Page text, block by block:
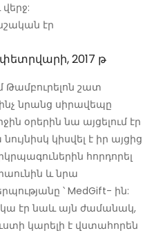
էր
2017 թ
Թամբուրելոն շատ
նրանց սիրավեպը
օրերին նա այցելում էր
կիսվել է իր այցից
հորդորել
և նրա
՝ MedGift- ին:
էր նաև այն ժամանակ,
կարելի է վստահորեն